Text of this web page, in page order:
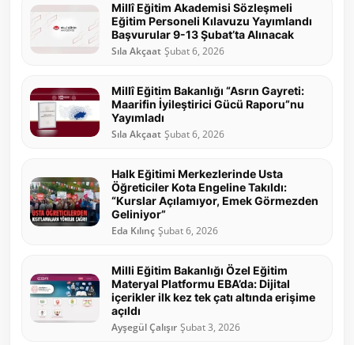
Millî Eğitim Akademisi Sözleşmeli
Eğitim Personeli Kılavuzu Yayımlandı
Başvurular 9-13 Şubat’ta Alınacak
Sıla Akçaat Şubat 6, 2026
Millî Eğitim Bakanlığı “Asrın Gayreti:
Maarifin İyileştirici Gücü Raporu”nu
Yayımladı
Sıla Akçaat Şubat 6, 2026
Halk Eğitimi Merkezlerinde Usta
Öğreticiler Kota Engeline Takıldı:
“Kurslar Açılamıyor, Emek Görmezden
Geliniyor”
Eda Kılınç Şubat 6, 2026
Milli Eğitim Bakanlığı Özel Eğitim
Materyal Platformu EBA’da: Dijital
içerikler ilk kez tek çatı altında erişime
açıldı
Ayşegül Çalışır Şubat 3, 2026